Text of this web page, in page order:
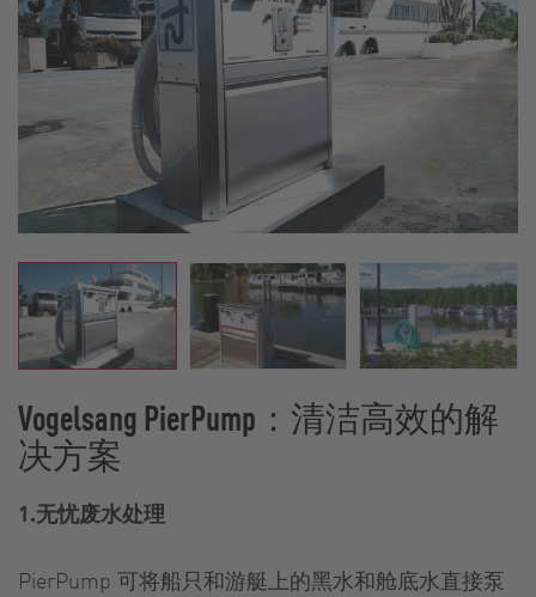
Vogelsang PierPump：清洁高效的解
决方案
1.无忧废水处理
PierPump 可将船只和游艇上的黑水和舱底水直接泵